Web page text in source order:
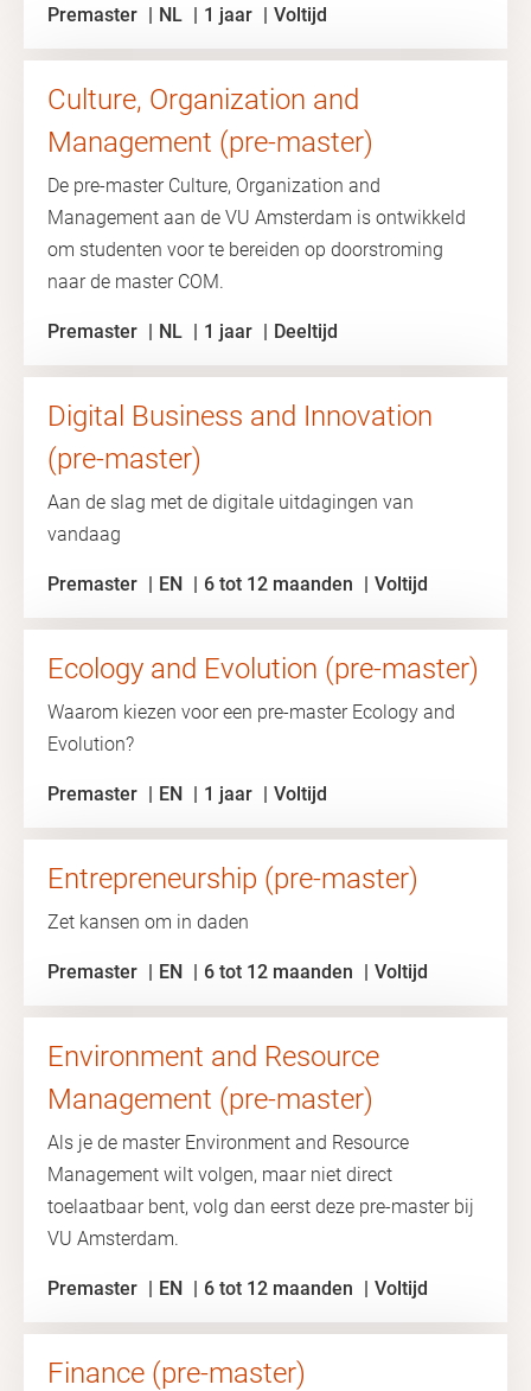
Premaster NL 1 jaar Voltijd
Culture, Organization and
Management (pre-master)
De pre-master Culture, Organization and
Management aan de VU Amsterdam is ontwikkeld
om studenten voor te bereiden op doorstroming
naar de master COM.
Premaster NL 1 jaar Deeltijd
Digital Business and Innovation
(pre-master)
Aan de slag met de digitale uitdagingen van
vandaag
Premaster EN 6 tot 12 maanden Voltijd
Ecology and Evolution (pre-master)
Waarom kiezen voor een pre-master Ecology and
Evolution?
Premaster EN 1 jaar Voltijd
Entrepreneurship (pre-master)
Zet kansen om in daden
Premaster EN 6 tot 12 maanden Voltijd
Environment and Resource
Management (pre-master)
Als je de master Environment and Resource
Management wilt volgen, maar niet direct
toelaatbaar bent, volg dan eerst deze pre-master bij
VU Amsterdam.
Premaster EN 6 tot 12 maanden Voltijd
Finance (pre-master)